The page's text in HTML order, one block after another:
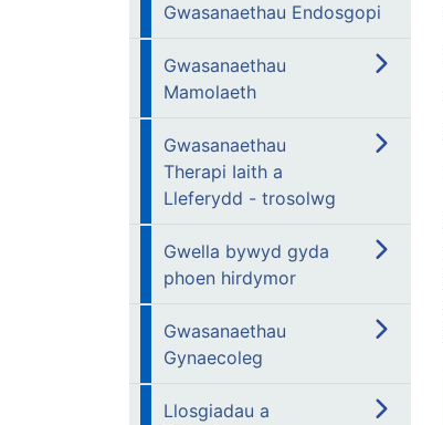
Gwasanaethau Endosgopi
Gwasanaethau
Mamolaeth
Gwasanaethau
Therapi Iaith a
Lleferydd - trosolwg
Gwella bywyd gyda
phoen hirdymor
Gwasanaethau
Gynaecoleg
Llosgiadau a